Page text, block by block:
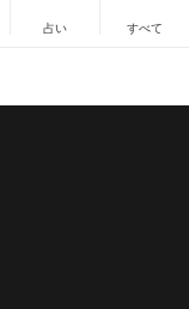
占い すべて